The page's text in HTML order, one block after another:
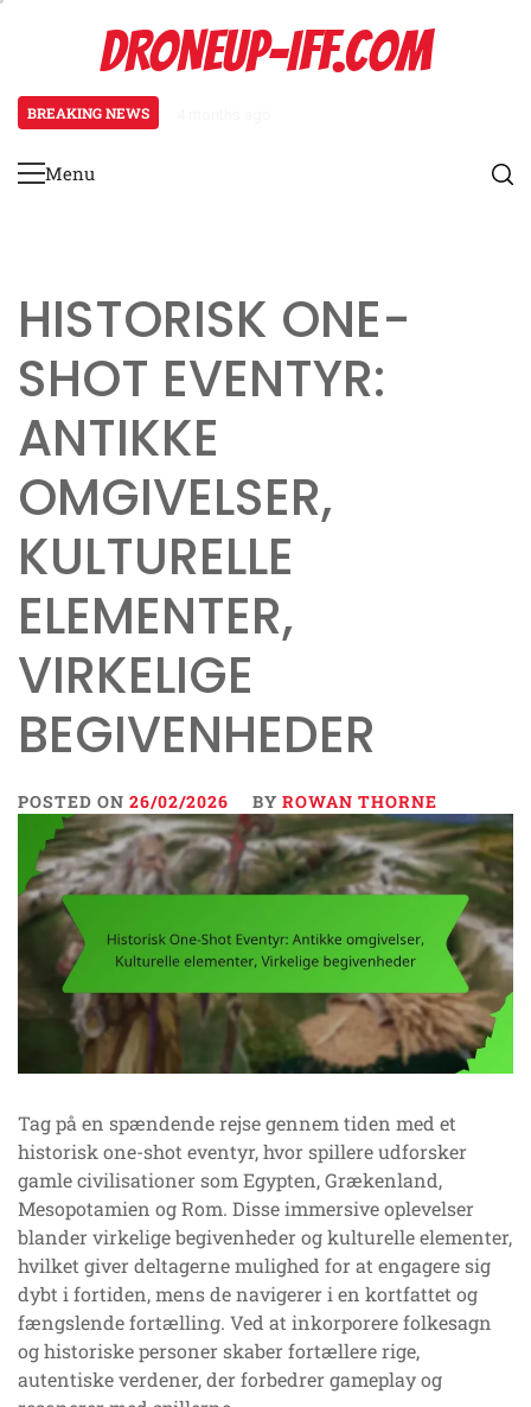
DRONEUP-IFF.COM
BREAKING NEWS
Primary
Menu
HISTORISK ONE-
SHOT EVENTYR:
ANTIKKE
OMGIVELSER,
KULTURELLE
ELEMENTER,
VIRKELIGE
BEGIVENHEDER
POSTED ON 26/02/2026 BY ROWAN THORNE
Tag på en spændende rejse gennem tiden med et
historisk one-shot eventyr, hvor spillere udforsker
gamle civilisationer som Egypten, Grækenland,
Mesopotamien og Rom. Disse immersive oplevelser
blander virkelige begivenheder og kulturelle elementer,
hvilket giver deltagerne mulighed for at engagere sig
dybt i fortiden, mens de navigerer i en kortfattet og
fængslende fortælling. Ved at inkorporere folkesagn
og historiske personer skaber fortællere rige,
autentiske verdener, der forbedrer gameplay og